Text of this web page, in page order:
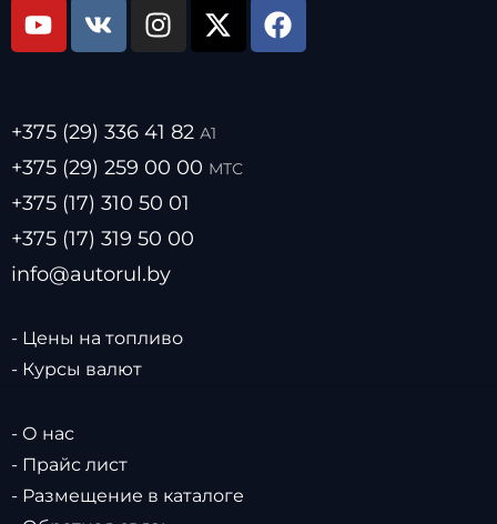
+375 (29) 336 41 82 А1
+375 (29) 259 00 00 МТС
+375 (17) 310 50 01
+375 (17) 319 50 00
info@autorul.by
- Цены на топливо
- Курсы валют
- О нас
- Прайс лист
- Размещение в каталоге